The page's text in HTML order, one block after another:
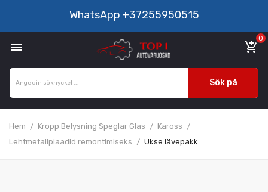
WhatsApp +37255950515
 add_shopping_cart
0
Sök på
Hem Kropp Belysning Speglar Glas
Kaross
Lehtmetallplaadid remontimiseks
Ukse lävepakk